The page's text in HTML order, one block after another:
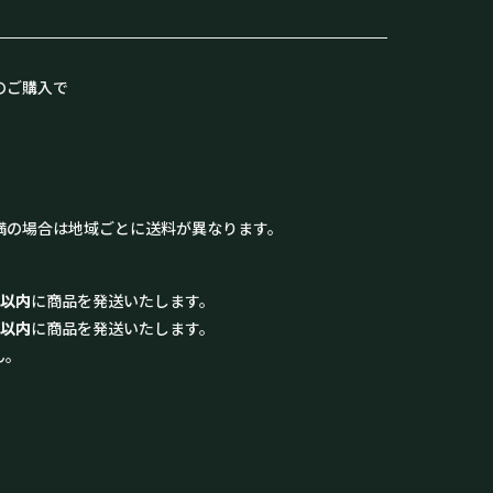
ご購入で
の場合は地域ごとに送料が異なります。
内に商品を発送いたします。
内に商品を発送いたします。